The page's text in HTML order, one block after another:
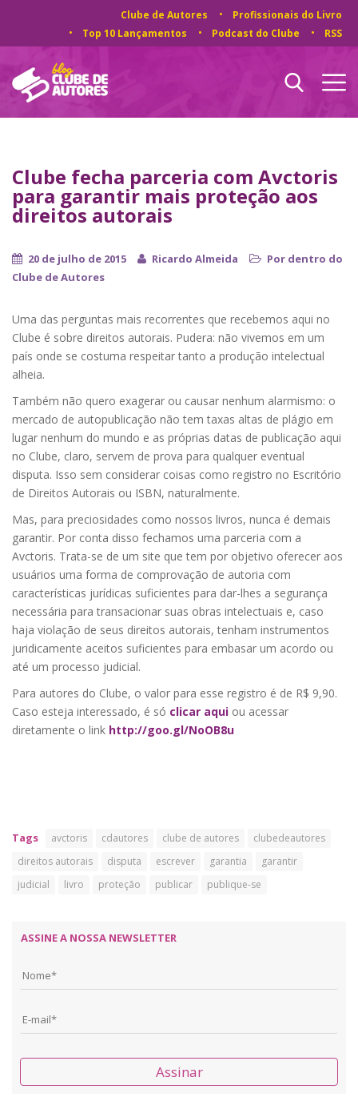
Clube de Autores
Profissionais do Livro
Top 10 Lançamentos
Podcast do Clube RSS
Clube fecha parceria com Avctoris
para garantir mais proteção aos
direitos autorais
20 de julho de 2015 Ricardo Almeida
Por dentro do
Clube de Autores
Uma das perguntas mais recorrentes que recebemos aqui no
Clube é sobre direitos autorais. Pudera: não vivemos em um
país onde se costuma respeitar tanto a produção intelectual
alheia.
Também não quero exagerar ou causar nenhum alarmismo: o
mercado de autopublicação não tem taxas altas de plágio em
lugar nenhum do mundo e as próprias datas de publicação aqui
no Clube, claro, servem de prova para qualquer eventual
disputa. Isso sem considerar coisas como registro no Escritório
de Direitos Autorais ou ISBN, naturalmente.
Mas, para preciosidades como nossos livros, nunca é demais
garantir. Por conta disso fechamos uma parceria com a
Avctoris. Trata-se de um site que tem por objetivo oferecer aos
usuários uma forma de comprovação de autoria com
características jurídicas suficientes para dar-lhes a segurança
necessária para transacionar suas obras intelectuais e, caso
haja violação de seus direitos autorais, tenham instrumentos
juridicamente aceitos suficientes para embasar um acordo ou
até um processo judicial.
Para autores do Clube, o valor para esse registro é de R$ 9,90.
Caso esteja interessado, é só clicar aqui ou acessar
diretamente o link http://goo.gl/NoOB8u
Tags avctoris cdautores clube de autores
clubedeautores
direitos autorais
disputa escrever garantia
garantir
judicial
livro proteção publicar publique-se
ASSINE A NOSSA NEWSLETTER
Assinar